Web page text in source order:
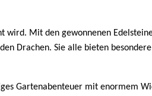
Mit den gewonnenen
Drachen. Sie alle bieten
Gartenabenteuer mit enormem